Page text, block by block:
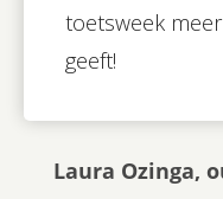
toetsweek
geeft!
Laura Ozinga,